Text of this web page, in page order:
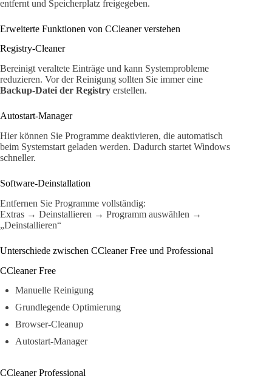
entfernt und Speicherplatz freigegeben.
Erweiterte Funktionen von CCleaner verstehen
Registry-Cleaner
Bereinigt veraltete Einträge und kann Systemprobleme
reduzieren. Vor der Reinigung sollten Sie immer eine
Backup-Datei der Registry erstellen.
Autostart-Manager
Hier können Sie Programme deaktivieren, die automatisch
beim Systemstart geladen werden. Dadurch startet Windows
schneller.
Software-Deinstallation
Entfernen Sie Programme vollständig:
Extras → Deinstallieren → Programm auswählen →
„Deinstallieren“
Unterschiede zwischen CCleaner Free und Professional
CCleaner Free
Manuelle Reinigung
Grundlegende Optimierung
Browser-Cleanup
Autostart-Manager
CCleaner Professional